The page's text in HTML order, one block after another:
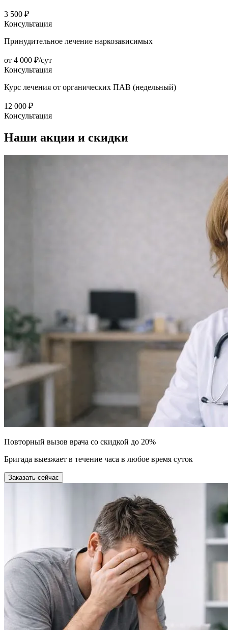
3 500 ₽
Консультация
Принудительное лечение наркозависимых
от 4 000 ₽/сут
Консультация
Курс лечения от органических ПАВ (недельный)
12 000 ₽
Консультация
Наши акции и скидки
Повторный вызов врача со скидкой до 20%
Бригада выезжает в течение часа в любое время суток
Заказать сейчас